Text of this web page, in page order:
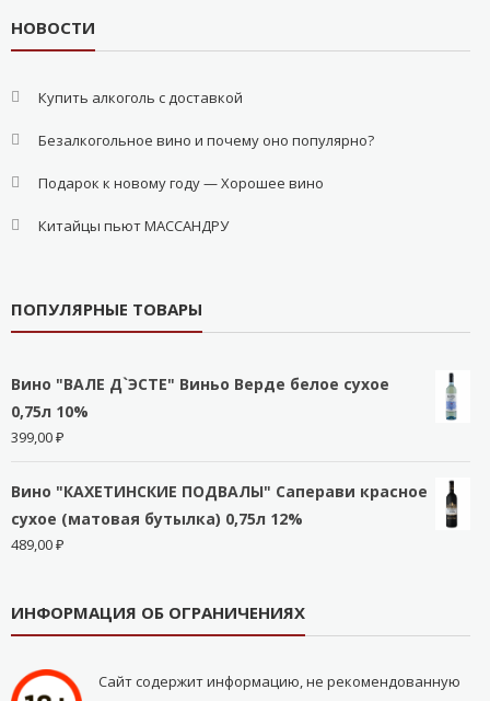
НОВОСТИ
Купить алкоголь с доставкой
Безалкогольное вино и почему оно популярно?
Подарок к новому году — Хорошее вино
Китайцы пьют МАССАНДРУ
ПОПУЛЯРНЫЕ ТОВАРЫ
Вино "ВАЛЕ Д`ЭСТЕ" Виньо Верде белое сухое
0,75л 10%
399,00₽
Вино "КАХЕТИНСКИЕ ПОДВАЛЫ" Саперави красное
сухое (матовая бутылка) 0,75л 12%
489,00₽
ИНФОРМАЦИЯ ОБ ОГРАНИЧЕНИЯХ
Сайт содержит информацию, не рекомендованную